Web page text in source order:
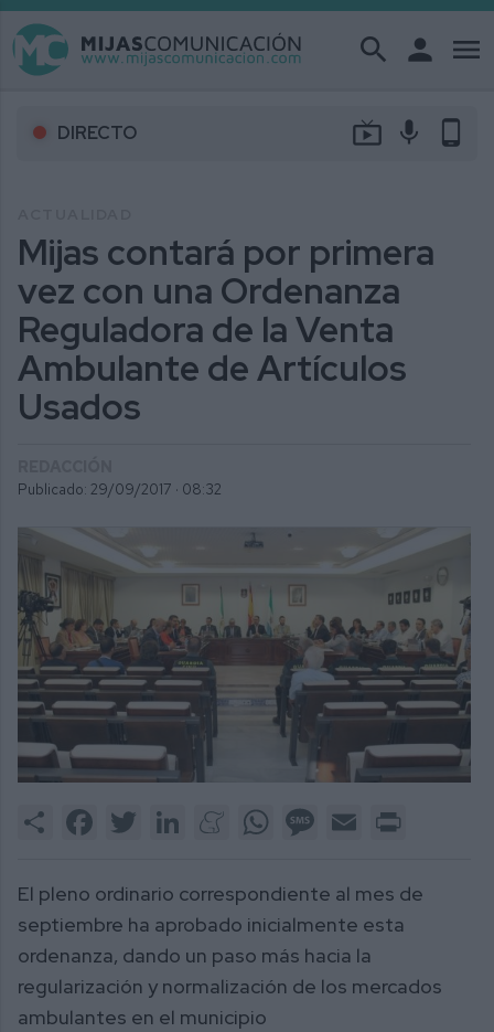
search person menu
DIRECTO live_tv mic phone_android
Mijas contará por primera
vez con una Ordenanza
Reguladora de la Venta
Ambulante de Artículos
Usados
Publicado: 29/09/2017 · 08:32
Share FacebookTwitter LinkedInMeneameWhatsAppMessage
Email
El pleno ordinario correspondiente al mes de
septiembre ha aprobado inicialmente esta
ordenanza, dando un paso más hacia la
regularización y normalización de los mercados
ambulantes en el municipio